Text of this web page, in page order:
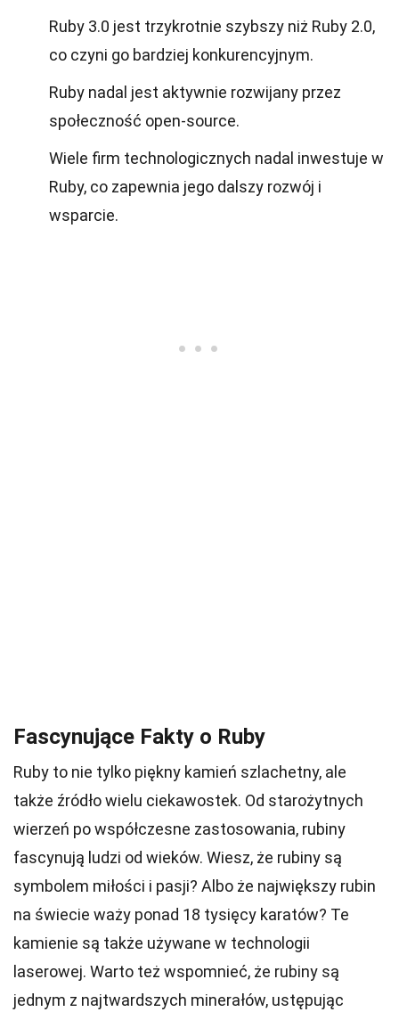
Ruby 3.0 jest trzykrotnie szybszy niż Ruby 2.0,
co czyni go bardziej konkurencyjnym.
Ruby nadal jest aktywnie rozwijany przez
społeczność open-source.
Wiele firm technologicznych nadal inwestuje w
Ruby, co zapewnia jego dalszy rozwój i
wsparcie.
Fascynujące Fakty o Ruby
Ruby to nie tylko piękny kamień szlachetny, ale
także źródło wielu ciekawostek. Od starożytnych
wierzeń po współczesne zastosowania, rubiny
fascynują ludzi od wieków. Wiesz, że rubiny są
symbolem miłości i pasji? Albo że największy rubin
na świecie waży ponad 18 tysięcy karatów? Te
kamienie są także używane w technologii
laserowej. Warto też wspomnieć, że rubiny są
jednym z najtwardszych minerałów, ustępując